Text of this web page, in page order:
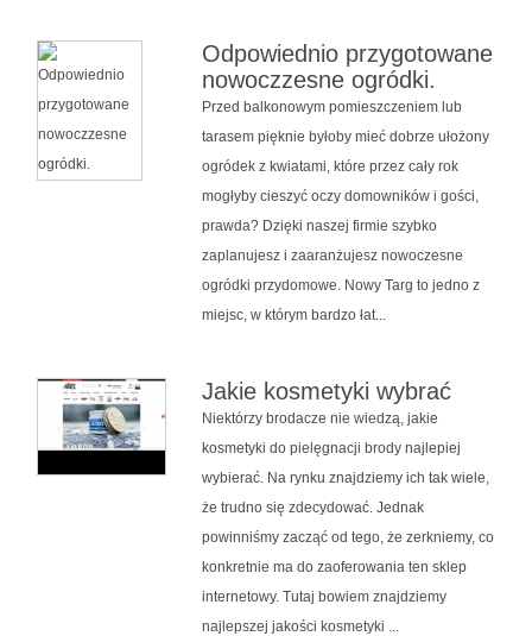
Odpowiednio przygotowane
nowoczzesne ogródki.
Przed balkonowym pomieszczeniem lub
tarasem pięknie byłoby mieć dobrze ułożony
ogródek z kwiatami, które przez cały rok
mogłyby cieszyć oczy domowników i gości,
prawda? Dzięki naszej firmie szybko
zaplanujesz i zaaranżujesz nowoczesne
ogródki przydomowe. Nowy Targ to jedno z
miejsc, w którym bardzo łat...
Jakie kosmetyki wybrać
Niektórzy brodacze nie wiedzą, jakie
kosmetyki do pielęgnacji brody najlepiej
wybierać. Na rynku znajdziemy ich tak wiele,
że trudno się zdecydować. Jednak
powinniśmy zacząć od tego, że zerkniemy, co
konkretnie ma do zaoferowania ten sklep
internetowy. Tutaj bowiem znajdziemy
najlepszej jakości kosmetyki ...